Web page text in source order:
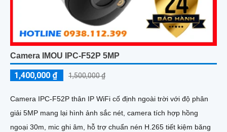
Camera IMOU IPC-F52P 5MP
1,400,000 ₫ 1,500,000 ₫
Camera IPC-F52P thân IP WiFi cố định ngoài trời với độ phân
giải 5MP mang lại hình ảnh sắc nét, camera tích hợp hồng
ngoại 30m, mic ghi âm, hỗ trợ chuẩn nén H.265 tiết kiệm băng